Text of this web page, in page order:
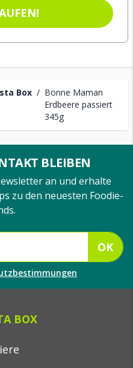
Box / Bonne Maman
Erdbeere passiert
345g
BLEIBEN
an und erhalte
zu den neuesten Foodie-
OK
BOX